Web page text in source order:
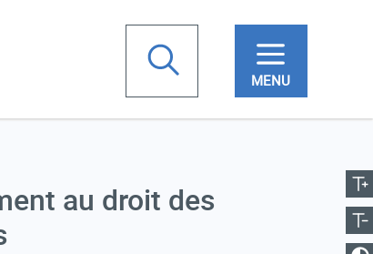
le contraste
au droit des